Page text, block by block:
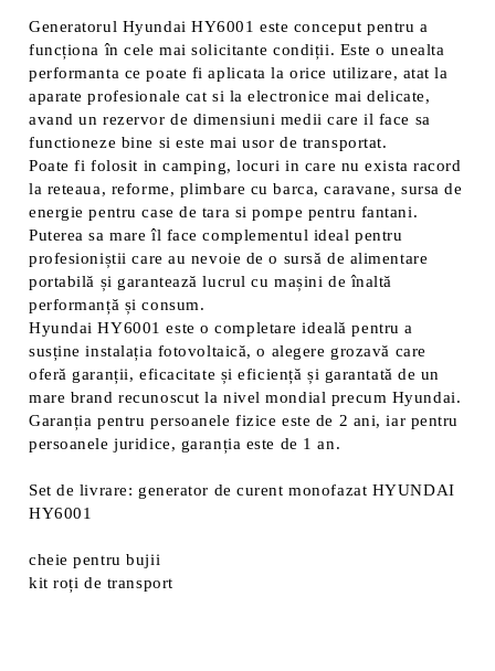
Generatorul Hyundai HY6001 este conceput pentru a
funcționa în cele mai solicitante condiții. Este o unealta
performanta ce poate fi aplicata la orice utilizare, atat la
aparate profesionale cat si la electronice mai delicate,
avand un rezervor de dimensiuni medii care il face sa
functioneze bine si este mai usor de transportat.
Poate fi folosit in camping, locuri in care nu exista racord
la reteaua, reforme, plimbare cu barca, caravane, sursa de
energie pentru case de tara si pompe pentru fantani.
Puterea sa mare îl face complementul ideal pentru
profesioniștii care au nevoie de o sursă de alimentare
portabilă și garantează lucrul cu mașini de înaltă
performanță și consum.
Hyundai HY6001 este o completare ideală pentru a
susține instalația fotovoltaică, o alegere grozavă care
oferă garanții, eficacitate și eficiență și garantată de un
mare brand recunoscut la nivel mondial precum Hyundai.
Garanția pentru persoanele fizice este de 2 ani, iar pentru
persoanele juridice, garanția este de 1 an.
Set de livrare: generator de curent monofazat HYUNDAI
HY6001
cheie pentru bujii
kit roți de transport